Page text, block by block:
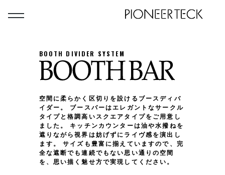
BOOTH DIVIDER SYSTEM
空間に柔らかく区切りを設けるブースディバ
イダー。 ブースバーはエレガントなサークル
タイプと格調高いスクエアタイプをご用意し
ました。 キッチンカウンターは油や水撥ねを
遮りながら視界は妨げずにライヴ感を演出し
ます。 サイズも豊富に揃えていますので、完
全な遮断でも連続でもない思い通りの空間
を、思い描く魅せ方で実現してください。